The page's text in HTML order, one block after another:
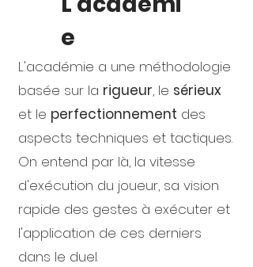
e
L'académie a une méthodologie
basée sur la rigueur, le sérieux
et le perfectionnement des
aspects techniques et tactiques.
On entend par là, la vitesse
d'exécution du joueur, sa vision
rapide des gestes à exécuter et
l'application de ces derniers
dans le duel.